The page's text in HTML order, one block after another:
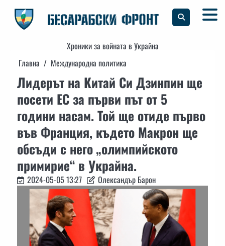
content
Хроники за войната в Украйна
Главна
Международна политика
Лидерът на Китай Си Дзинпин ще
посети ЕС за първи път от 5
години насам. Той ще отиде първо
във Франция, където Макрон ще
обсъди с него „олимпийското
примирие“ в Украйна.
2024-05-05 13:27 Олександър Барон